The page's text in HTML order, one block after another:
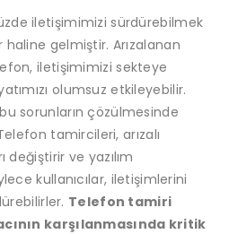
iletişimimizi sürdürebilmek
gelmiştir. Arızalanan
iletişimimizi sekteye
olumsuz etkileyebilir.
sorunların çözülmesinde
tamircileri, arızalı
değiştirir ve yazılım
kullanıcılar, iletişimlerini
Telefon tamiri
karşılanmasında kritik